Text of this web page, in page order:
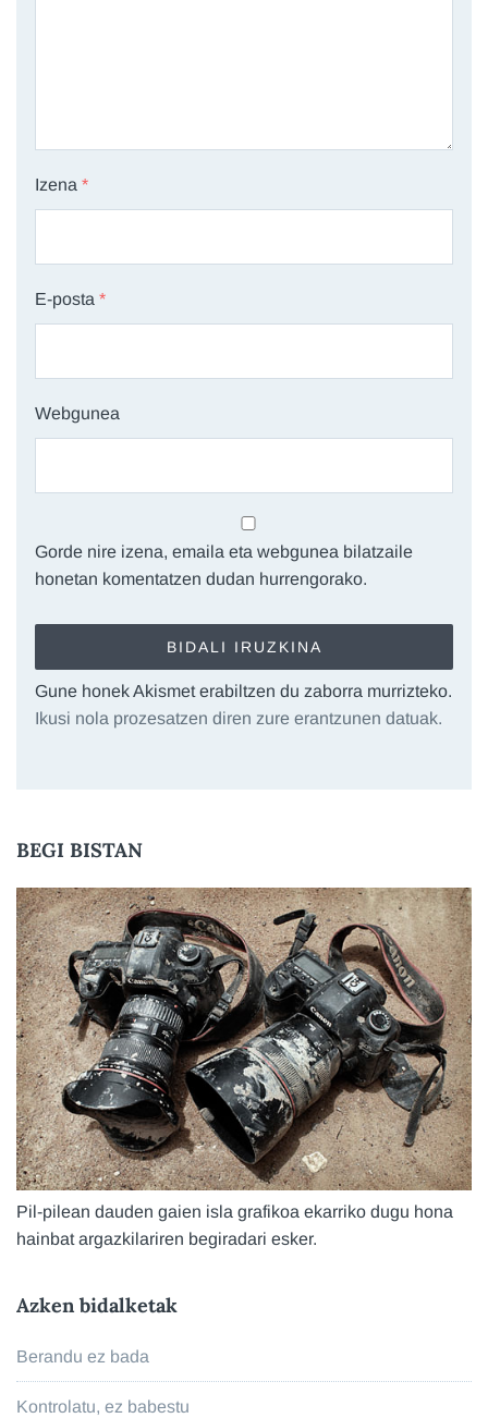
Izena *
E-posta *
Webgunea
Gorde nire izena, emaila eta webgunea bilatzaile
honetan komentatzen dudan hurrengorako.
Gune honek Akismet erabiltzen du zaborra murrizteko.
Ikusi nola prozesatzen diren zure erantzunen datuak.
BEGI BISTAN
Pil-pilean dauden gaien isla grafikoa ekarriko dugu hona
hainbat argazkilariren begiradari esker.
Azken bidalketak
Berandu ez bada
Kontrolatu, ez babestu